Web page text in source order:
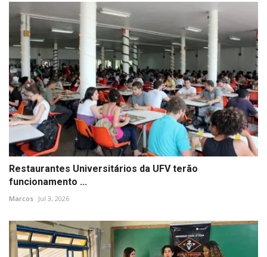
Restaurantes Universitários da UFV terão
funcionamento ...
Marcos Jul 3, 2026